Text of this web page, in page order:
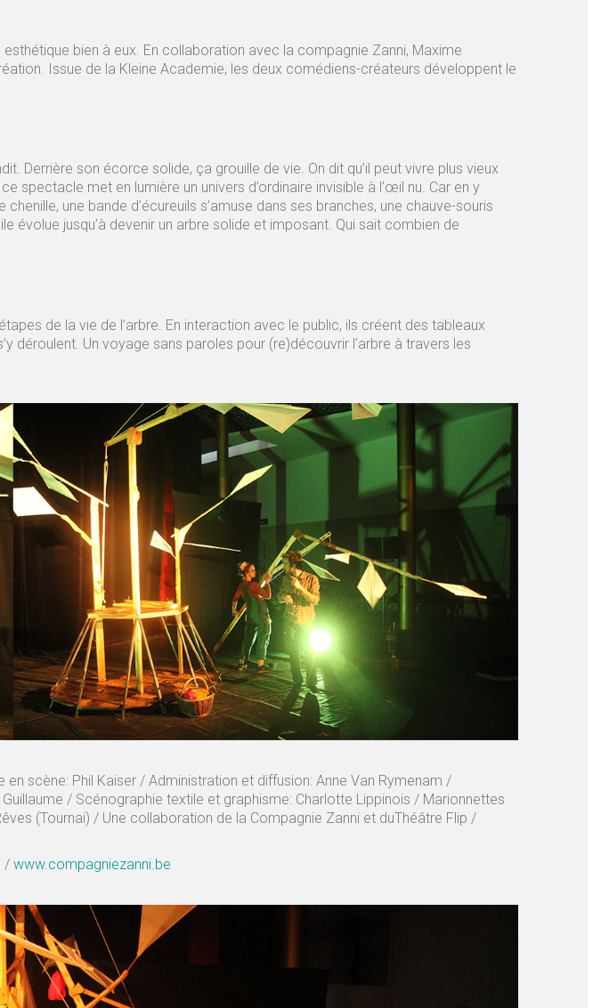
bien à eux. En collaboration avec la compagnie Zanni, Maxime
Issue de la Kleine Academie, les deux comédiens-créateurs développent le
Derrière son écorce solide, ça grouille de vie. On dit qu’il peut vivre plus vieux
spectacle met en lumière un univers d’ordinaire invisible à l’œil nu. Car en y
une bande d’écureuils s’amuse dans ses branches, une chauve-souris
évolue jusqu’à devenir un arbre solide et imposant. Qui sait combien de
de la vie de l’arbre. En interaction avec le public, ils créent des tableaux
déroulent. Un voyage sans paroles pour (re)découvrir l’arbre à travers les
scène: Phil Kaiser / Administration et diffusion: Anne Van Rymenam /
/ Scénographie textile et graphisme: Charlotte Lippinois / Marionnettes
(Tournai) / Une collaboration de la Compagnie Zanni et duThéâtre Flip /
/ www.compagniezanni.be